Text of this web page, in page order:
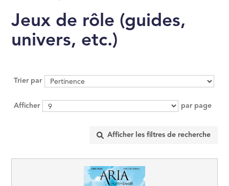
INFORMATIQUE
SCIENCES
SCIENCES
RELIGION
Jeux de rôle (guides,
univers, etc.)
Trier par
Afficher par page